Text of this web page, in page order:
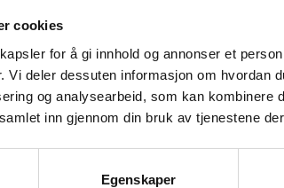
cookies
for å gi innhold og annonser et
Vi deler dessuten informasjon om hvordan
og analysearbeid, som kan kombinere
inn gjennom din bruk av tjenestene
Egenskaper
rolle i vurderingen av et teppes verdi,
kreves riktig vedlikehold. Regelmessig
snø til å rense ulltepper, benyttes